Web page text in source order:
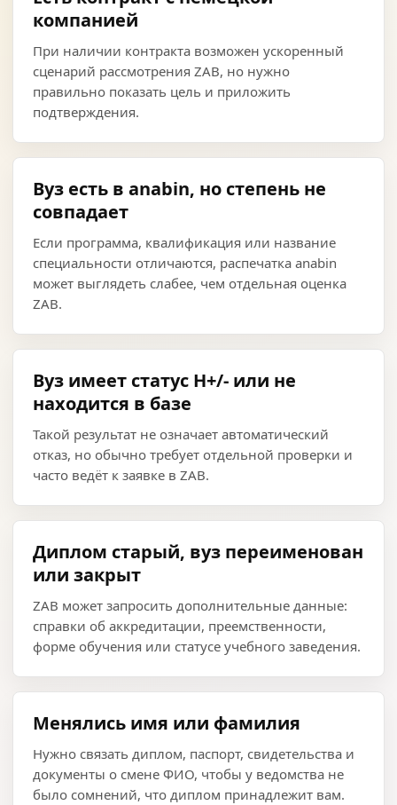
компанией
При наличии контракта возможен ускоренный
сценарий рассмотрения ZAB, но нужно
правильно показать цель и приложить
подтверждения.
Вуз есть в anabin, но степень не
совпадает
Если программа, квалификация или название
специальности отличаются, распечатка anabin
может выглядеть слабее, чем отдельная оценка
ZAB.
Вуз имеет статус H+/- или не
находится в базе
Такой результат не означает автоматический
отказ, но обычно требует отдельной проверки и
часто ведёт к заявке в ZAB.
Диплом старый, вуз переименован
или закрыт
ZAB может запросить дополнительные данные:
справки об аккредитации, преемственности,
форме обучения или статусе учебного заведения.
Менялись имя или фамилия
Нужно связать диплом, паспорт, свидетельства и
документы о смене ФИО, чтобы у ведомства не
было сомнений, что диплом принадлежит вам.